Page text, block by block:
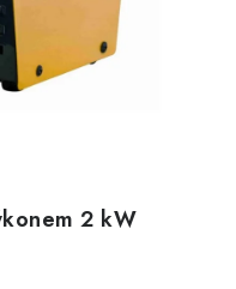
Kontakty
2 kW